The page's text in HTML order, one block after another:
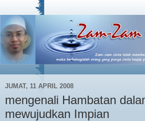
JUMAT, 11 APRIL 2008
mengenali Hambatan
mewujudkan Impian